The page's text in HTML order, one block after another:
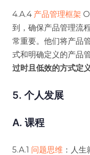
4.A.4 产品管理框架
到，确保产品管理流
常重要。他们将产品
式和明确定义的产品
过时且低效的方式定
5. 个人发展
A. 课程
5.A.1 问题思维 ：人